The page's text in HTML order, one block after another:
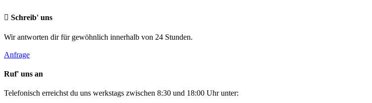
Schreib' uns
Wir antworten dir für gewöhnlich innerhalb von 24 Stunden.
Anfrage
Ruf' uns an
Telefonisch erreichst du uns werkstags zwischen 8:30 und 18:00 Uhr unter: